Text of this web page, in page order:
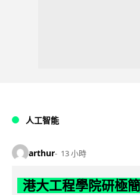
人工智能
arthur 13 小時
港大工程學院研極